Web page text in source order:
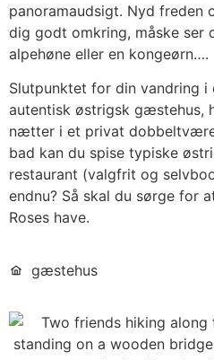
panoramaudsigt. Nyd freden
dig godt omkring, måske ser
alpehøne eller en kongeørn….
Slutpunktet for din vandring i
autentisk østrigsk gæstehus,
nætter i et privat
bad kan du spise typiske
restaurant (valgfrit og
endnu? Så skal du sørge for
Roses have.
gæstehus